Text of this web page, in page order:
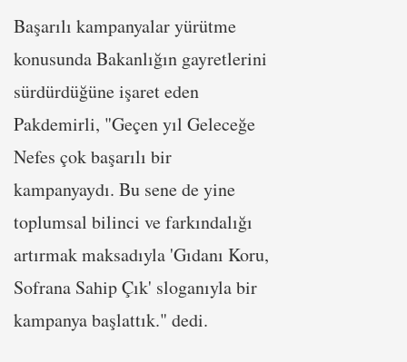
Başarılı kampanyalar yürütme
konusunda Bakanlığın gayretlerini
sürdürdüğüne işaret eden
Pakdemirli, "Geçen yıl Geleceğe
Nefes çok başarılı bir
kampanyaydı. Bu sene de yine
toplumsal bilinci ve farkındalığı
artırmak maksadıyla 'Gıdanı Koru,
Sofrana Sahip Çık' sloganıyla bir
kampanya başlattık." dedi.